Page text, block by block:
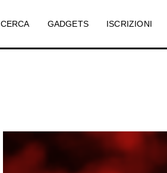
CERCA GADGETS ISCRIZIONI